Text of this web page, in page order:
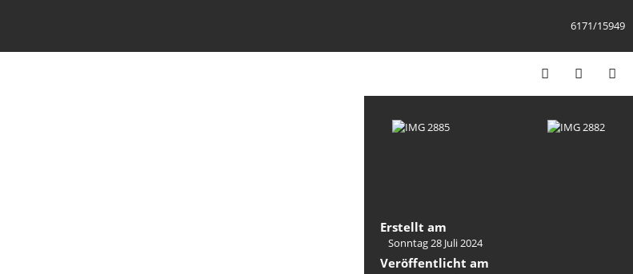
6171/15949
Erstellt am
Sonntag 28 Juli 2024
Veröffentlicht am